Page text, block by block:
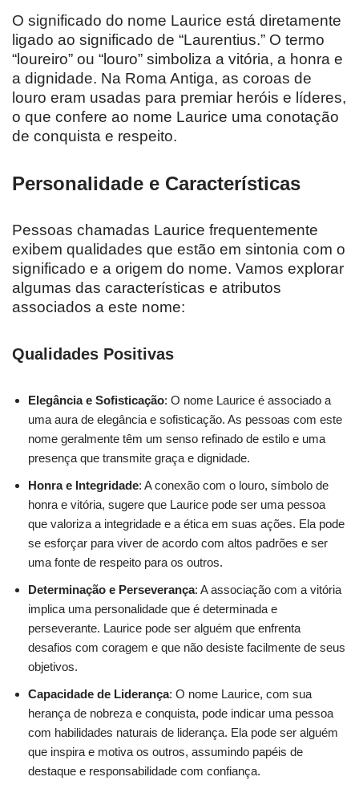
O significado do nome Laurice está diretamente
ligado ao significado de “Laurentius.” O termo
“loureiro” ou “louro” simboliza a vitória, a honra e
a dignidade. Na Roma Antiga, as coroas de
louro eram usadas para premiar heróis e líderes,
o que confere ao nome Laurice uma conotação
de conquista e respeito.
Personalidade e Características
Pessoas chamadas Laurice frequentemente
exibem qualidades que estão em sintonia com o
significado e a origem do nome. Vamos explorar
algumas das características e atributos
associados a este nome:
Qualidades Positivas
Elegância e Sofisticação: O nome Laurice é associado a
uma aura de elegância e sofisticação. As pessoas com este
nome geralmente têm um senso refinado de estilo e uma
presença que transmite graça e dignidade.
Honra e Integridade: A conexão com o louro, símbolo de
honra e vitória, sugere que Laurice pode ser uma pessoa
que valoriza a integridade e a ética em suas ações. Ela pode
se esforçar para viver de acordo com altos padrões e ser
uma fonte de respeito para os outros.
Determinação e Perseverança: A associação com a vitória
implica uma personalidade que é determinada e
perseverante. Laurice pode ser alguém que enfrenta
desafios com coragem e que não desiste facilmente de seus
objetivos.
Capacidade de Liderança: O nome Laurice, com sua
herança de nobreza e conquista, pode indicar uma pessoa
com habilidades naturais de liderança. Ela pode ser alguém
que inspira e motiva os outros, assumindo papéis de
destaque e responsabilidade com confiança.